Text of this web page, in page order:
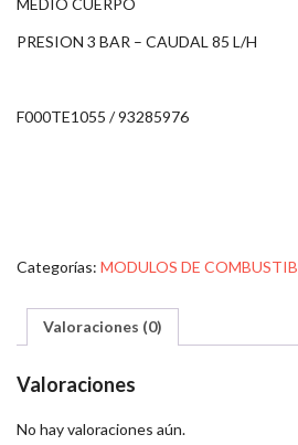
MEDIO CUERPO
PRESION 3 BAR – CAUDAL 85 L/H
F000TE1055 / 93285976
Categorías: MODULOS DE
Valoraciones (0)
Valoraciones
No hay valoraciones aún.